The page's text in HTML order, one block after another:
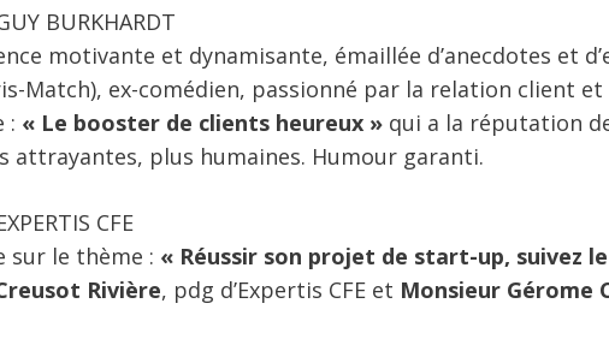
BURKHARDT
motivante et dynamisante, émaillée d’anecdotes et
Match), ex-comédien, passionné par la relation client et
: « Le booster de clients heureux » qui a la réputation
plus humaines. Humour garanti.
CFE
sur le thème : « Réussir son projet de start-up, suivez
Rivière, pdg d’Expertis CFE et Monsieur Gérome